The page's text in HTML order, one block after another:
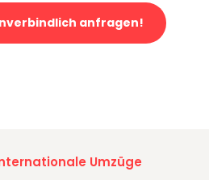
anfragen!
Umzüge